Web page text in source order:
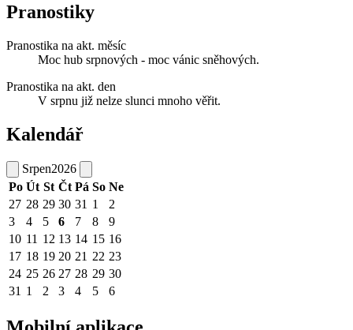
Pranostiky
Pranostika na akt. měsíc
Moc hub srpnových - moc vánic sněhových.
Pranostika na akt. den
V srpnu již nelze slunci mnoho věřit.
Kalendář
Srpen2026
Po Út St Čt Pá So Ne
27 28 29 30 31 1
2
3
4 5 6 7 8
9
10 11 12 13 14 15 16
17 18 19 20 21 22 23
24 25 26 27 28 29 30
31 1 2 3 4 5 6